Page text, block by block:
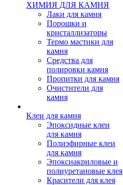
ХИМИЯ ДЛЯ КАМНЯ
Лаки для камня
Порошки и
кристаллизаторы
Термо мастики для
камня
Средства для
полировки камня
Пропитки для камня
Очистители для
камня
Клеи для камня
Эпоксидные клеи
для камня
Полиэфирные клеи
для камня
Эпоксиакриловые и
полиуретановые клея
Красители для клея